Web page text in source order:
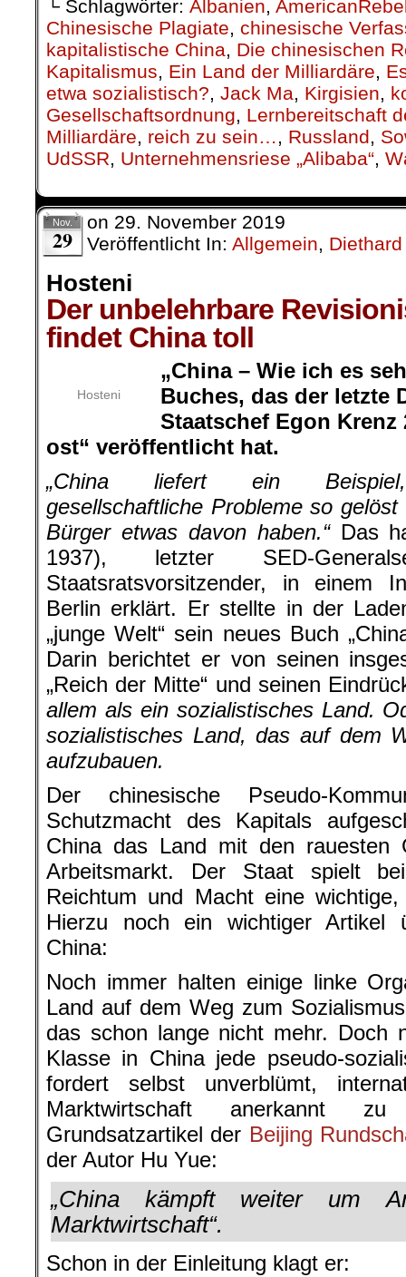
└ Schlagwörter: Albanien,
Chinesische Plagiate, chinesische
kapitalistische China, Die chinesischen
Kapitalismus, Ein Land der Milliardäre,
etwa sozialistisch?, Jack Ma, Kirgisien,
Gesellschaftsordnung, Lernbereitschaft
Milliardäre, reich zu sein…, Russland,
UdSSR, Unternehmensriese „Alibaba“,
Nov.
29
on 29. November 2019
Veröffentlicht In: Allgemein,
Hosteni
Der unbelehrbare
findet China toll
Hosteni
„China – Wie ich es
Buches, das der letzte
Staatschef Egon Krenz
ost“ veröffentlicht hat.
„China liefert ein
gesellschaftliche Probleme so
Bürger etwas davon haben.“Das
1937), letzter SED-
Staatsratsvorsitzender, in einem
Berlin erklärt. Er stellte in der
„junge Welt“ sein neues Buch
Darin berichtet er von seinen
„Reich der Mitte“ und seinen
allem als ein sozialistisches Land.
sozialistisches Land, das auf dem
aufzubauen.
Der chinesische Pseudo-
Schutzmacht des Kapitals
China das Land mit den rauesten
Arbeitsmarkt. Der Staat spielt
Reichtum und Macht eine
Hierzu noch ein wichtiger Artikel
China:
Noch immer halten einige linke
Land auf dem Weg zum
das schon lange nicht mehr. Doch
Klasse in China jede pseudo-
fordert selbst unverblümt,
Marktwirtschaft anerkannt
Grundsatzartikel der Beijing
der Autor Hu Yue:
„China kämpft weiter um
Marktwirtschaft“.
Schon in der Einleitung klagt er: